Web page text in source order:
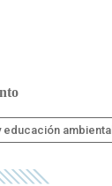
educación ambiental